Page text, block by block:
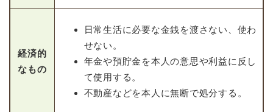
経済的
なもの
日常生活に必要な金銭を渡さない、使わ
せない。
年金や預貯金を本人の意思や利益に反し
て使用する。
不動産などを本人に無断で処分する。